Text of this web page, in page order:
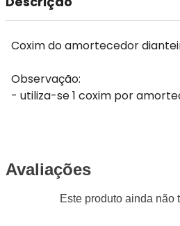
Coxim do amortecedor
Observação:
- utiliza-se 1 coxim por
Avaliações
Este produto ainda não